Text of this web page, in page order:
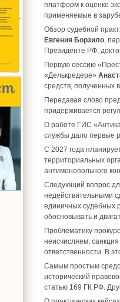
платформ к оценке
применяемые в
Обзор судебной
Евгения Борзило,
Президенте РФ,
Первую сессию
«Делькредере»
средств, полученных
Передавая слово
придерживается
О работе ГИС
службы дало первые
С 2027 года
территориальных
антимонопольного
Следующий вопрос
недействительными
единичных судебных
обосновывать и
Проблематику
неисчисляем,
ответственности. В
Самым простым
исторический
статью 169 ГК РФ.